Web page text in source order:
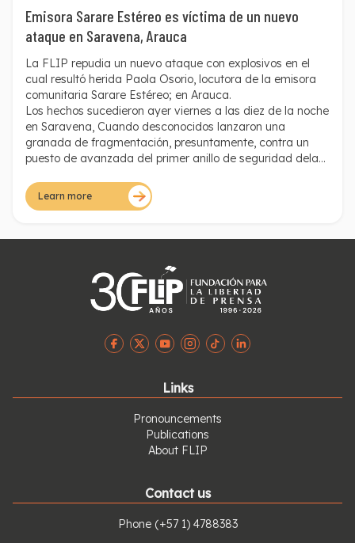
Emisora Sarare Estéreo es víctima de un nuevo
ataque en Saravena, Arauca
La FLIP repudia un nuevo ataque con explosivos en el
cual resultó herida Paola Osorio, locutora de la emisora
comunitaria Sarare Estéreo; en Arauca.
Los hechos sucedieron ayer viernes a las diez de la noche
en Saravena, Cuando desconocidos lanzaron una
granada de fragmentación, presuntamente, contra un
puesto de avanzada del primer anillo de seguridad dela
Emisora e hirió a la locutora que salía en ese momento de
las instalaciones.
Learn more
Links
Pronouncements
Publications
About FLIP
Contact us
Phone (+57 1) 4788383